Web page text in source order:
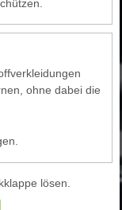
ohne dabei die
lösen.